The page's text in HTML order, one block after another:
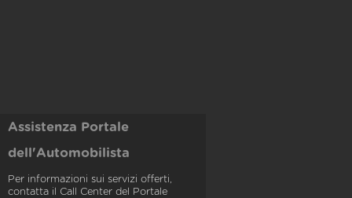
Assistenza Portale
dell'Automobilista
Per informazioni sui servizi offerti,
contatta il Call Center del Portale